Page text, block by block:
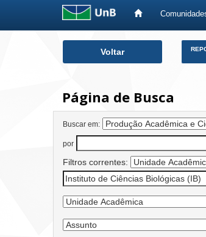
Voltar
Página de Busca
Buscar em:
por
Filtros correntes: